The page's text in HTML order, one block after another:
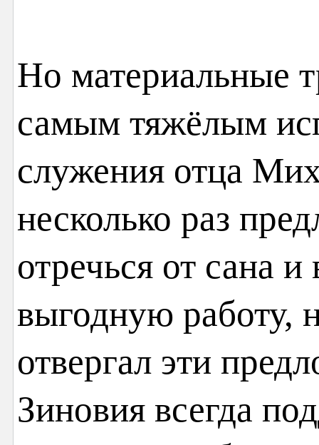
Но материальные
самым тяжёлым
служения отца
несколько раз
отречься от сана
выгодную работу,
отвергал эти
Зиновия всегда